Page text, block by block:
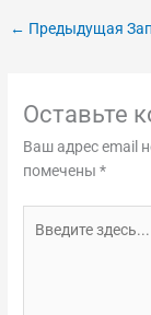
← Предыдущая
Оставьте
Ваш адрес email
помечены*
здесь...